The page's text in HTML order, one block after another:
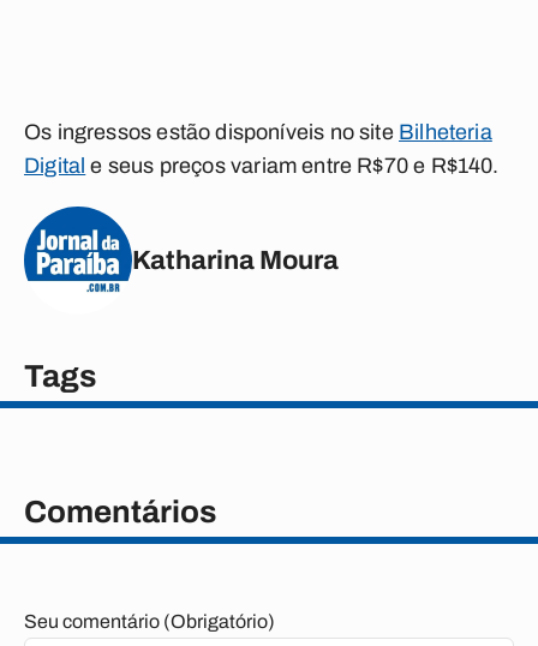
Os ingressos estão disponíveis no site Bilheteria
Digital e seus preços variam entre R$70 e R$140.
Katharina Moura
Tags
Comentários
Seu comentário (Obrigatório)